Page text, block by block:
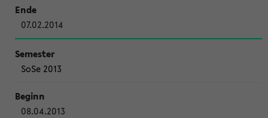
07.02.2014
SoSe 2013
08.04.2013